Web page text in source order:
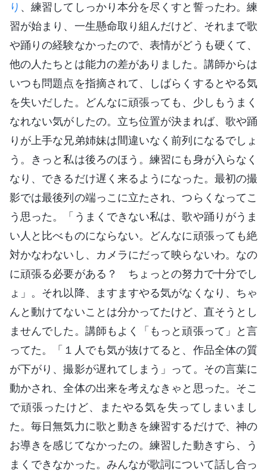
り 、練習してしっかり本分を尽くすと誓ったわ。練
習が始まり、一生懸命取り組んだけど、それまで歌
や踊りの経験なかったので、表情がどうも硬くて、
他の人たちとは能力の差がありました。講師からは
いつも問題点を指摘されて、しばらくするとやる気
を失いだした。どんなに頑張っても、少しもうまく
なれない気がしたの。立ち位置が決まれば、歌や踊
りが上手な兄弟姉妹は間違いなく前列になるでしょ
う。きっと私は後ろのほう。練習にも身が入らなく
なり、できるだけ遅く来るようになった。最初の撮
影では最後列の端っこに立たされ、つらくなってこ
う思った。「うまくできない私は、歌や踊りがうま
い人と比べものにならない。どんなに頑張っても絶
対かなわないし、カメラにだって映らないわ。なの
に頑張る必要がある？ ちょっとの努力で十分でし
ょ」。それ以降、ますますやる気がなくなり、ちゃ
んと動けてないことは分かってたけど、直そうとし
ませんでした。講師もよく「もっと頑張って」と言
ってた。「１人でも気が抜けてると、作品全体の質
が下がり、撮影が遅れてしまう」って。その言葉に
動かされ、全体の出来を考えなきゃと思った。そこ
で頑張ったけど、またやる気を失ってしまいまし
た。毎日無気力に歌と動きを練習するだけで、神の
お導きを感じてなかったの。練習した動きすら、う
まくできなかった。みんなが歌詞について話し合っ